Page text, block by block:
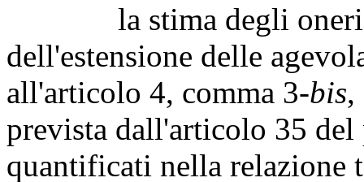
la stima degli oneri
dell'estensione delle
all'articolo 4, comma 3-bis,
prevista dall'articolo 35
quantificati nella relazione